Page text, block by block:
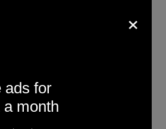
Alt-Rock
Songs of the×
ads for
a month